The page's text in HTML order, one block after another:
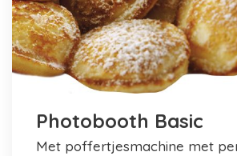
Photobooth Basic
met poffertjesmachine met